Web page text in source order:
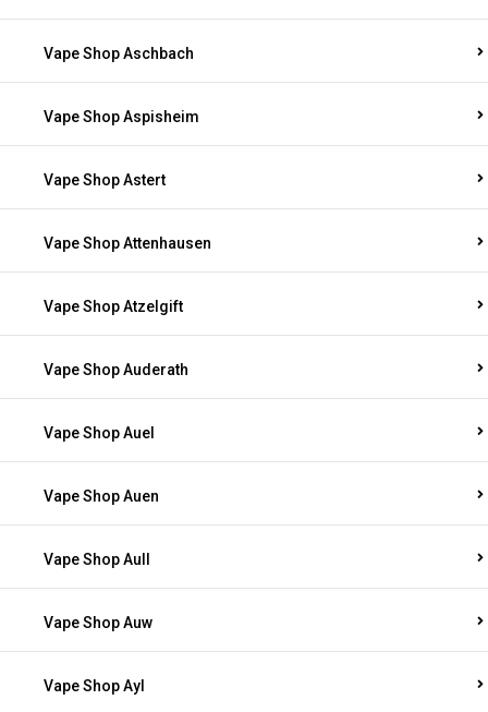
Vape Shop Aschbach
Vape Shop Aspisheim
Vape Shop Astert
Vape Shop Attenhausen
Vape Shop Atzelgift
Vape Shop Auderath
Vape Shop Auel
Vape Shop Auen
Vape Shop Aull
Vape Shop Auw
Vape Shop Ayl